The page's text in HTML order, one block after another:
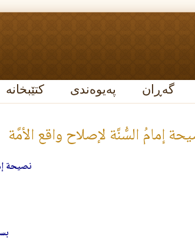
گەڕان پەیوەندی کتێبخانە
إمامُ السُّنَّة لإصلاح واقع الأمَّة
نصيحة